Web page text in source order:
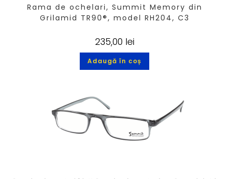
Rama de ochelari, Summit Memory din
Grilamid TR90®, model RH204, C3
235,00 lei
Adaugă în coș